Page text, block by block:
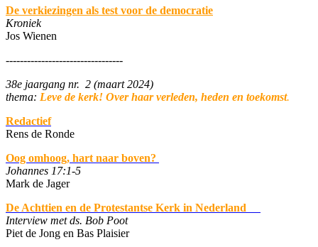
De verkiezingen als test voor de democratie
Kroniek
Jos Wienen
---------------------------------
38e jaargang nr. 2 (maart 2024)
thema: Leve de kerk! Over haar verleden, heden en toekomst.
Redactief
Rens de Ronde
Oog omhoog, hart naar boven?
Johannes 17:1-5
Mark de Jager
De Achttien en de Protestantse Kerk in Nederland
Interview met ds. Bob Poot
Piet de Jong en Bas Plaisier